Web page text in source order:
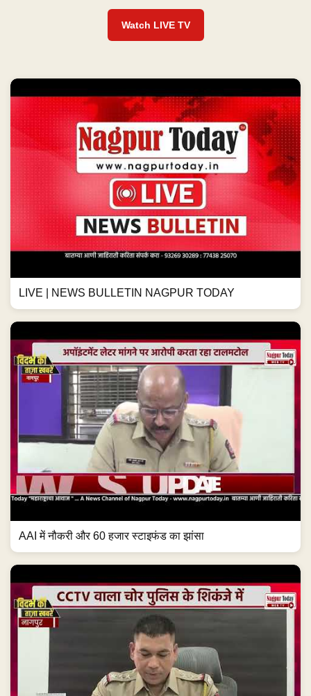
Watch LIVE TV
LIVE | NEWS BULLETIN NAGPUR TODAY
AAI में नौकरी और 60 हजार स्टाइफंड का झांसा